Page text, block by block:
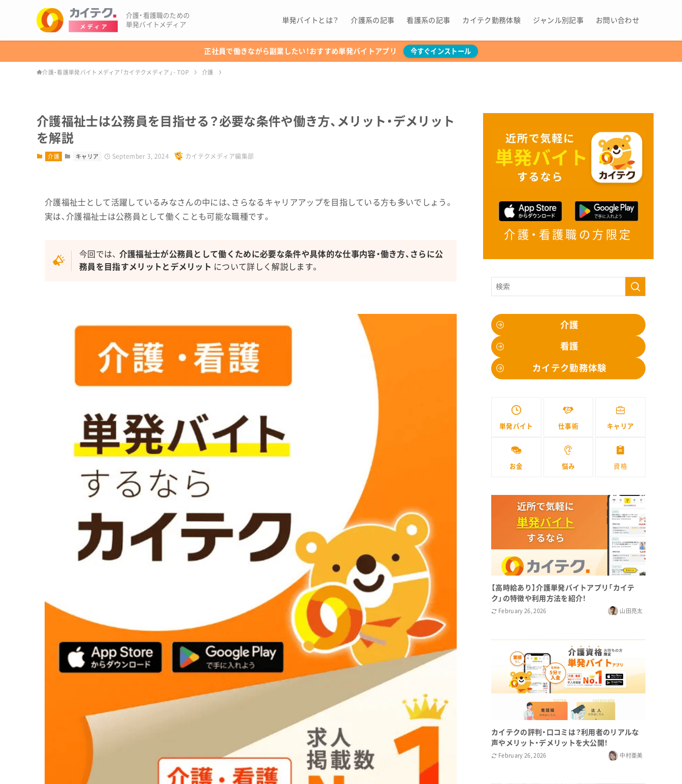
介護・看護職のための
単発バイトメディア
単発バイトとは？ 介護系の記事 看護系の記事 カイテク勤務体験 ジャンル別記事 お問い合わせ
正社員で働きながら副業したい！おすすめ単発バイトアプリ 今すぐインストール
介護・看護単発バイトメディア「カイテクメディア」 - TOP 介護
介護福祉士は公務員を目指せる？必要な条件や働き方、メリット・デメリット
を解説
介護 キャリア September 3, 2024 カイテクメディア編集部
介護福祉士として活躍しているみなさんの中には、さらなるキャリアアップを目指している方も多いでしょう。
実は、介護福祉士は公務員として働くことも可能な職種です。
今回では、
介護福祉士が公務員として働くために必要な条件や具体的な仕事内容・働き方、さらに公
務員を目指すメリットとデメリット について詳しく解説します。
介護・看護職の方限定
介護
看護
カイテク勤務体験
単発バイト 仕事術 キャリア
お金 悩み 資格
【高時給あり】介護単発バイトアプリ「カイテ
ク」の特徴や利用方法を紹介！
February 26, 2026 山田亮太
カイテクの評判・口コミは？利用者のリアルな
声やメリット・デメリットを大公開！
February 26, 2026 中村亜美